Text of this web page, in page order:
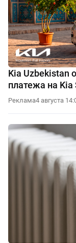
Kia Uzbekistan
платежа на Kia
Реклама4 августа